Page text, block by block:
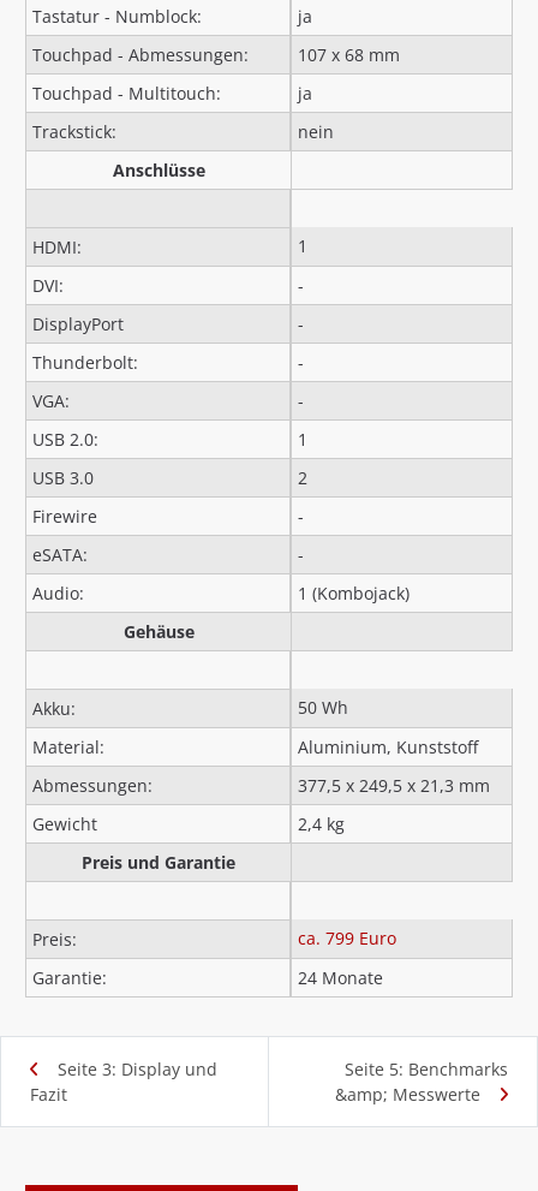
Tastatur - Numblock:
ja
Touchpad - Abmessungen:
107 x 68 mm
Touchpad - Multitouch:
ja
Trackstick:
nein
Anschlüsse
HDMI:
1
DVI:
-
DisplayPort
-
Thunderbolt:
-
VGA:
-
USB 2.0:
1
USB 3.0
2
Firewire
-
eSATA:
-
Audio:
1 (Kombojack)
Gehäuse
Akku:
50 Wh
Material:
Aluminium, Kunststoff
Abmessungen:
377,5 x 249,5 x 21,3 mm
Gewicht
2,4 kg
Preis und Garantie
Preis:
ca. 799 Euro
Garantie:
24 Monate
Seite 3: Display und
Fazit
Seite 5: Benchmarks
&amp; Messwerte